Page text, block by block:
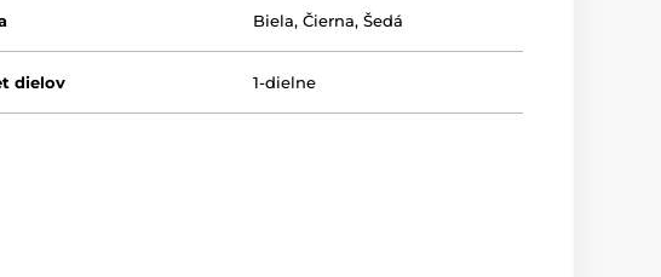
Biela,Čierna,Šedá
dielov 1-dielne